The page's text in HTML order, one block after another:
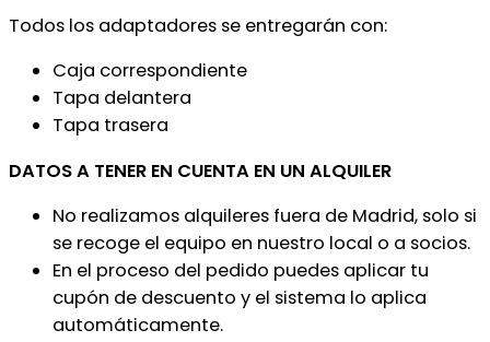
Todos los adaptadores se entregarán con:
Caja correspondiente
Tapa delantera
Tapa trasera
DATOS A TENER EN CUENTA EN UN ALQUILER
No realizamos alquileres fuera de Madrid, solo si
se recoge el equipo en nuestro local o a socios.
En el proceso del pedido puedes aplicar tu
cupón de descuento y el sistema lo aplica
automáticamente.